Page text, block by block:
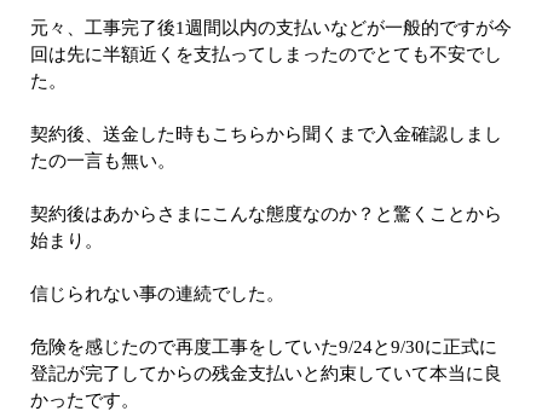
元々、工事完了後1週間以内の支払いなどが一般的ですが今
回は先に半額近くを支払ってしまったのでとても不安でし
た。
契約後、送金した時もこちらから聞くまで入金確認しまし
たの一言も無い。
契約後はあからさまにこんな態度なのか？と驚くことから
始まり。
信じられない事の連続でした。
危険を感じたので再度工事をしていた9/24と9/30に正式に
登記が完了してからの残金支払いと約束していて本当に良
かったです。